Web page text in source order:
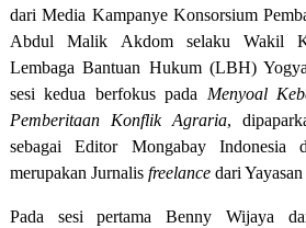
dari Media Kampanye Konsorsium
Abdul Malik Akdom selaku Wakil
Lembaga Bantuan Hukum (LBH)
sesi kedua berfokus pada Menyoal
Pemberitaan Konflik Agraria,
sebagai Editor Mongabay Indonesia
merupakan Jurnalis freelancedari
Pada sesi pertama Benny Wijaya